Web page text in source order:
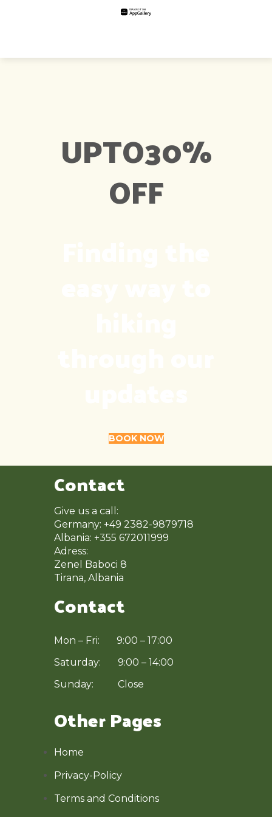
UPTO30%
OFF
BOOK NOW
Contact
Give us a call:
Germany: +49 2382-9879718
Albania: +355 672011999
Adress:
Zenel Baboci 8
Tirana, Albania
Contact
Mon – Fri: 9:00 – 17:00
Saturday: 9:00 – 14:00
Sunday: Close
Other Pages
Home
Privacy-Policy
Terms and Conditions